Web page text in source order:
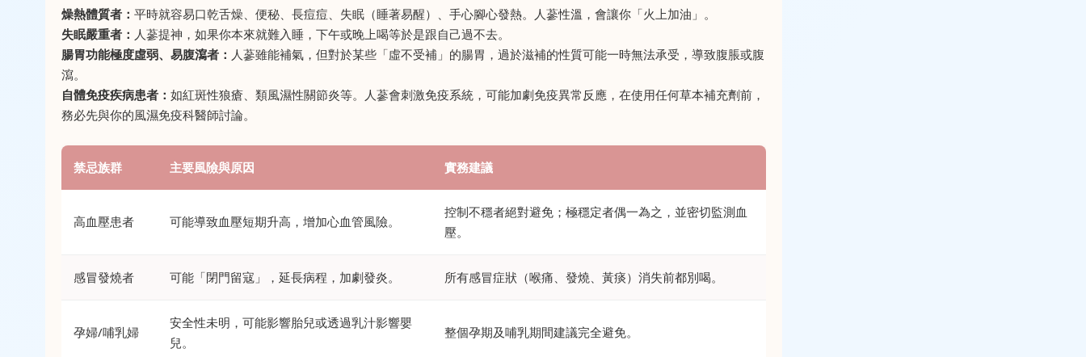
燥熱體質者： 平時就容易口乾舌燥、便秘、長痘痘、失眠（睡著易醒）、手心腳心發熱。人蔘性溫，會讓你「火上加油」。
失眠嚴重者： 人蔘提神，如果你本來就難入睡，下午或晚上喝等於是跟自己過不去。
腸胃功能極度虛弱、易腹瀉者： 人蔘雖能補氣，但對於某些「虛不受補」的腸胃，過於滋補的性質可能一時無法承受，導致腹脹或腹
瀉。
自體免疫疾病患者： 如紅斑性狼瘡、類風濕性關節炎等。人蔘會刺激免疫系統，可能加劇免疫異常反應，在使用任何草本補充劑前，
務必先與你的風濕免疫科醫師討論。
禁忌族群 主要風險與原因 實務建議
高血壓患者 可能導致血壓短期升高，增加心血管風險。
控制不穩者絕對避免；極穩定者偶一為之，並密切監測血
壓。
感冒發燒者 可能「閉門留寇」，延長病程，加劇發炎。 所有感冒症狀（喉痛、發燒、黃痰）消失前都別喝。
孕婦/哺乳婦
安全性未明，可能影響胎兒或透過乳汁影響嬰
兒。
整個孕期及哺乳期間建議完全避免。